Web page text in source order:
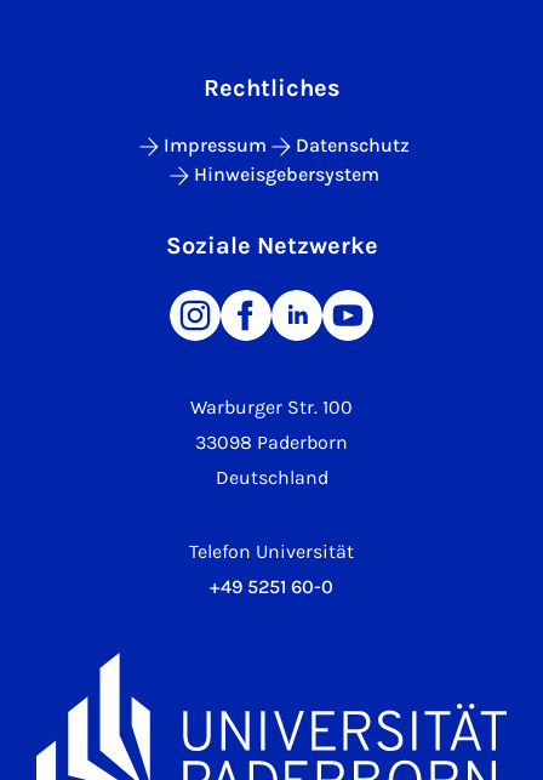
Warburger Str. 100
33098 Paderborn
Deutschland
Telefon Universität
+49 5251 60-0
Rechtliches
Impressum
Datenschutz
Hinweisgebersystem
Soziale Netzwerke